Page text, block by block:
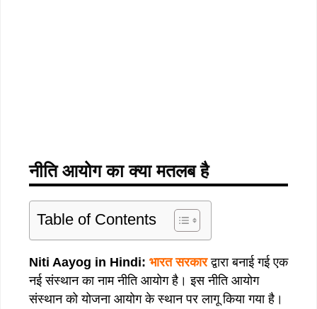
नीति आयोग का क्या मतलब है
Table of Contents
Niti Aayog in Hindi: भारत सरकारद्वारा बनाई गई एक
नई संस्थान का नाम नीति आयोग है। इस नीति आयोग
संस्थान को योजना आयोग के स्थान पर लागू किया गया है।